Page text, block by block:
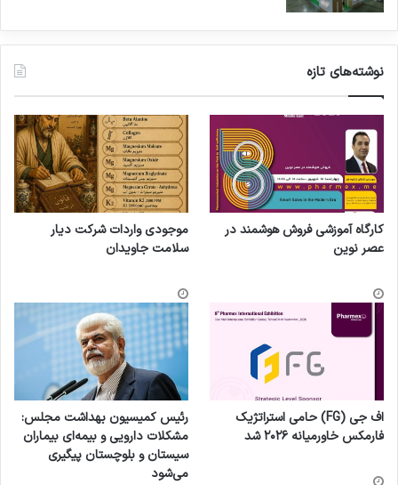
نوشته‌های تازه
کارگاه آموزشی فروش هوشمند در
عصر نوین
موجودی واردات شرکت دیار
سلامت جاویدان
اف جی (FG) حامی استراتژیک
فارمکس خاورمیانه ۲۰۲۶ شد
رئیس کمیسیون بهداشت مجلس:
مشکلات دارویی و بیمه‌ای بیماران
سیستان و بلوچستان پیگیری
می‌شود